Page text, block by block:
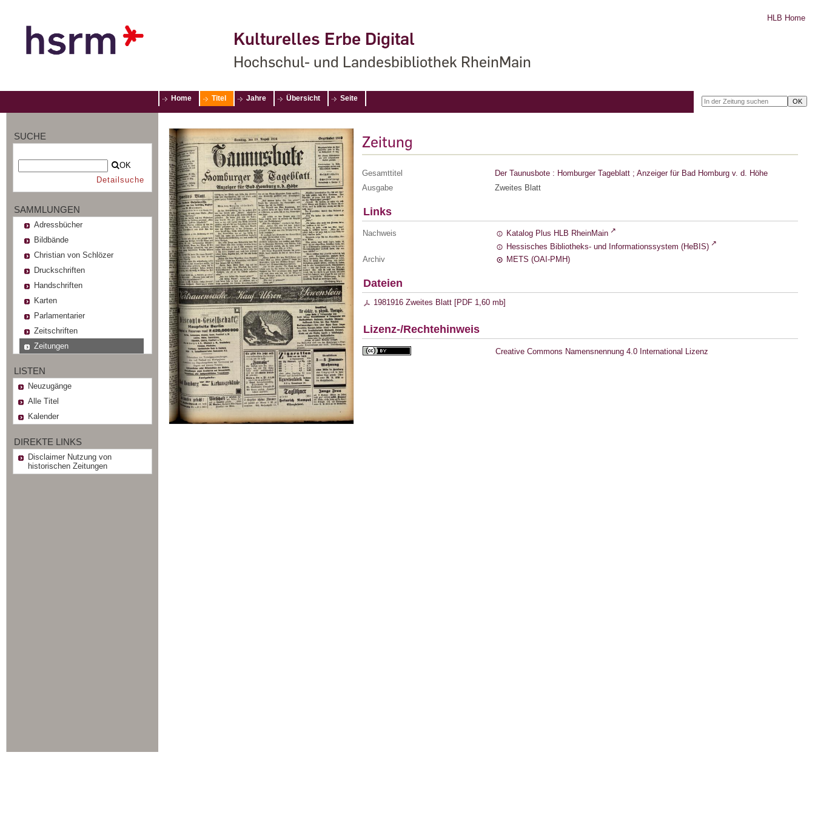
Kulturelles Erbe Digital
Hochschul- und Landesbibliothek RheinMain
HLB Home
Home Titel Jahre Übersicht Seite
SUCHE
OK
Detailsuche
SAMMLUNGEN
Adressbücher
Bildbände
Christian von Schlözer
Druckschriften
Handschriften
Karten
Parlamentarier
Zeitschriften
Zeitungen
LISTEN
Neuzugänge
Alle Titel
Kalender
DIREKTE LINKS
Disclaimer Nutzung von
historischen Zeitungen
Zeitung
Gesamttitel
Der Taunusbote : Homburger Tageblatt ; Anzeiger für Bad Homburg v. d. Höhe
Ausgabe
Zweites Blatt
Links
Nachweis
Katalog Plus HLB RheinMain
Hessisches Bibliotheks- und Informationssystem (HeBIS)
Archiv
METS (OAI-PMH)
Dateien
1981916 Zweites Blatt [PDF 1,60 mb]
Lizenz-/Rechtehinweis
Creative Commons Namensnennung 4.0 International Lizenz